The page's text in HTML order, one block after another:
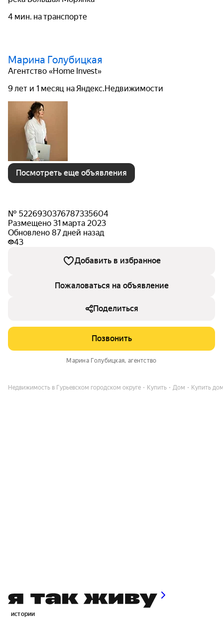
4 мин. на транспорте
Марина Голубицкая
Агентство «Home Invest»
9 лет и 1 месяц на Яндекс.Недвижимости
Посмотреть еще объявления
№ 5226930376787335604
Размещено 31 марта 2023
Обновлено 87 дней назад
43
Добавить в избранное
Пожаловаться на объявление
Поделиться
Позвонить
Марина Голубицкая, агентство
Недвижимость в Гурьевском городском округе Купить Дом Купить
истории